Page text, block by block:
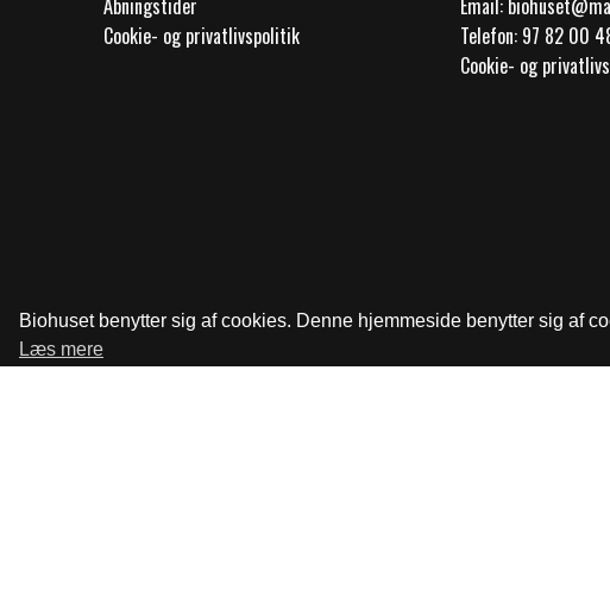
Biohuset benytter sig af cookies. Denne hjemmeside benytter sig af
Læs mere
Åbningstider
Cookie- og privatlivspolitik
Email:
Telefon: 97 82 00
Cookie- og